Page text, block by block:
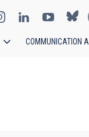
COMMUNICATION